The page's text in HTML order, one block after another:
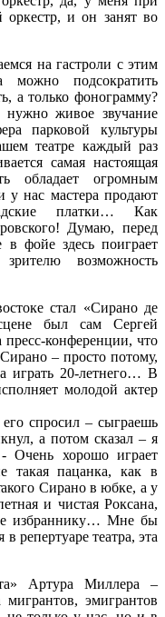
оркестр, и он занят во
на гастроли с этим
можно подсократить
а только фонограмму?
живое звучание
парковой культуры
театре каждый раз
самая настоящая
обладает огромным
у нас мастера продают
платки… Как
Думаю, перед
в фойе здесь поиграет
возможность
стал «Сирано де
был сам Сергей
конференции, что
– просто потому,
играть 20-летнего… В
молодой актер
спросил – сыграешь
а потом сказал – я
Очень хорошо играет
такая пацанка, как в
Сирано в юбке, а у
и чистая Роксана,
избраннику… Мне бы
репертуаре театра, эта
Артура Миллера –
эмигрантов